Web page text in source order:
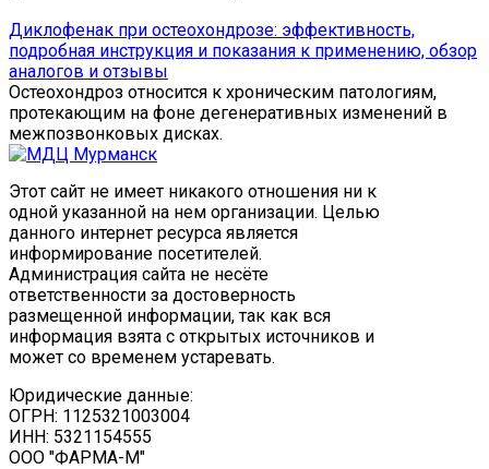
Диклофенак при остеохондрозе: эффективность,
подробная инструкция и показания к применению, обзор
аналогов и отзывы
Остеохондроз относится к хроническим патологиям,
протекающим на фоне дегенеративных изменений в
межпозвонковых дисках.
Этот сайт не имеет никакого отношения ни к
одной указанной на нем организации. Целью
данного интернет ресурса является
информирование посетителей.
Администрация сайта не несёте
ответственности за достоверность
размещенной информации, так как вся
информация взята с открытых источников и
может со временем устаревать.
Юридические данные:
ОГРН: 1125321003004
ИНН: 5321154555
ООО "ФАРМА-М"